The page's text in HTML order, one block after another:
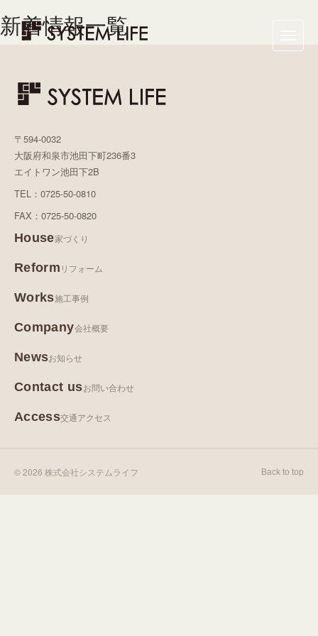
新着情報一覧
〒594-0032
大阪府和泉市池田下町236番3
エイトワン池田下2B
TEL：0725-50-0810
FAX：0725-50-0820
House家づくり
Reform リフォーム
Works施工事例
Company会社概要
Newsお知らせ
Contact usお問い合わせ
Access交通アクセス
© 2026 株式会社システムライフ Back to top